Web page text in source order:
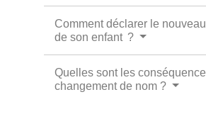
Comment déclarer le
de son enfant ?
Quelles sont les
changement de nom ?